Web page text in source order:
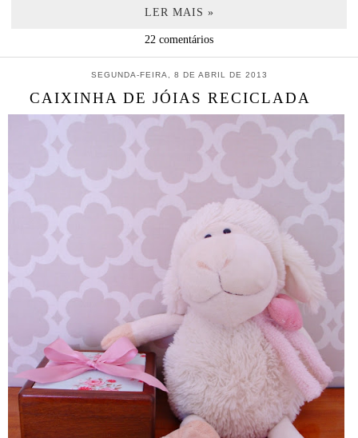
LER MAIS »
22 comentários
SEGUNDA-FEIRA, 8 DE ABRIL DE 2013
CAIXINHA DE JÓIAS RECICLADA